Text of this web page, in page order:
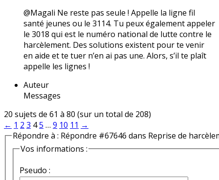
@Magali Ne reste pas seule ! Appelle la ligne fil
santé jeunes ou le 3114. Tu peux également appeler
le 3018 qui est le numéro national de lutte contre le
harcèlement. Des solutions existent pour te venir
en aide et te tuer n’en ai pas une. Alors, s’il te plaît
appelle les lignes !
Auteur
Messages
20 sujets de 61 à 80 (sur un total de 208)
← 1 2 3 45 … 9 10 11 →
Répondre à : Répondre #67646 dans Reprise de
Vos informations :
Pseudo :